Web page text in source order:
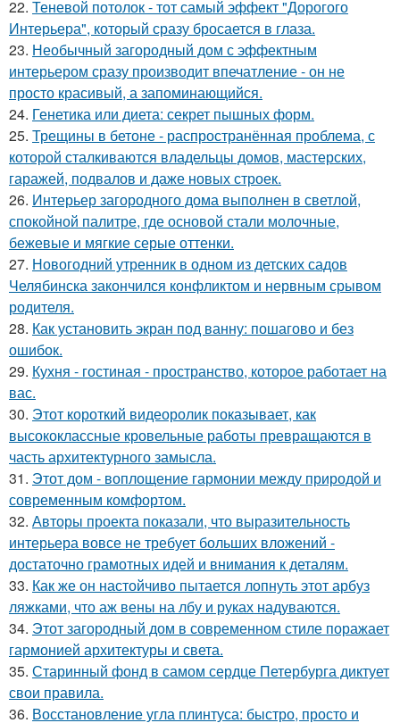
22. Теневой потолок - тот самый эффект "Дорогого
Интерьера", который сразу бросается в глаза.
23. Необычный загородный дом с эффектным
интерьером сразу производит впечатление - он не
просто красивый, а запоминающийся.
24. Генетика или диета: секрет пышных форм.
25. Трещины в бетоне - распространённая проблема, с
которой сталкиваются владельцы домов, мастерских,
гаражей, подвалов и даже новых строек.
26. Интерьер загородного дома выполнен в светлой,
спокойной палитре, где основой стали молочные,
бежевые и мягкие серые оттенки.
27. Новогодний утренник в одном из детских садов
Челябинска закончился конфликтом и нервным срывом
родителя.
28. Как установить экран под ванну: пошагово и без
ошибок.
29. Кухня - гостиная - пространство, которое работает на
вас.
30. Этот короткий видеоролик показывает, как
высококлассные кровельные работы превращаются в
часть архитектурного замысла.
31. Этот дом - воплощение гармонии между природой и
современным комфортом.
32. Авторы проекта показали, что выразительность
интерьера вовсе не требует больших вложений -
достаточно грамотных идей и внимания к деталям.
33. Как же он настойчиво пытается лопнуть этот арбуз
ляжками, что аж вены на лбу и руках надуваются.
34. Этот загородный дом в современном стиле поражает
гармонией архитектуры и света.
35. Старинный фонд в самом сердце Петербурга диктует
свои правила.
36. Восстановление угла плинтуса: быстро, просто и